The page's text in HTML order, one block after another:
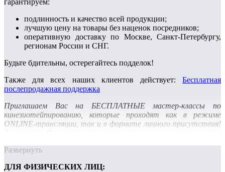
гарантируем:
подлинность и качество всей продукции;
лучшую цену на товары без наценок посредников;
оперативную доставку по Москве, Санкт-Петербургу,
регионам России и СНГ.
Будьте бдительны, остерегайтесь подделок!
Также для всех наших клиентов действует: Бесплатная
послепродажная поддержка
Приглашаем Вас на БЕСПЛАТНЫЕ мастер-классы по
кинезиотейпированию, которые проходят как в режиме
ONLINE-трансляции, так и в формате личного присутствия!
Развернуть
ДЛЯ ФИЗИЧЕСКИХ ЛИЦ: